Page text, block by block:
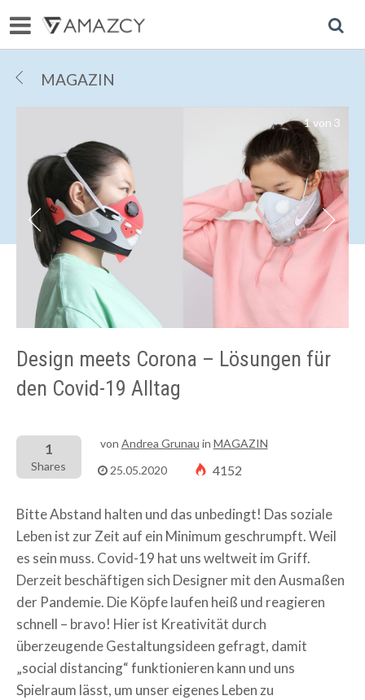
R MAGAZIN
R r
1von 3
Design meets Corona – Lösungen für
den Covid-19 Alltag
1
Shares
von Andrea Grunau in MAGAZIN
25.05.2020
4152
Bitte Abstand halten und das unbedingt! Das soziale
Leben ist zur Zeit auf ein Minimum geschrumpft. Weil
es sein muss. Covid-19 hat uns weltweit im Griff.
Derzeit beschäftigen sich Designer mit den Ausmaßen
der Pandemie. Die Köpfe laufen heiß und reagieren
schnell – bravo! Hier ist Kreativität durch
überzeugende Gestaltungsideen gefragt, damit
„social distancing“ funktionieren kann und uns
Spielraum lässt, um unser eigenes Leben zu